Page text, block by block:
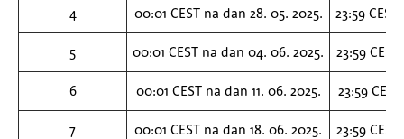
4 00:01 CEST na dan 28. 05. 2025. 23:59
5 00:01 CEST na dan 04. 06. 2025. 23:59
6 00:01 CEST na dan 11. 06. 2025. 23:59
7 00:01 CEST na dan 18. 06. 2025. 23:59